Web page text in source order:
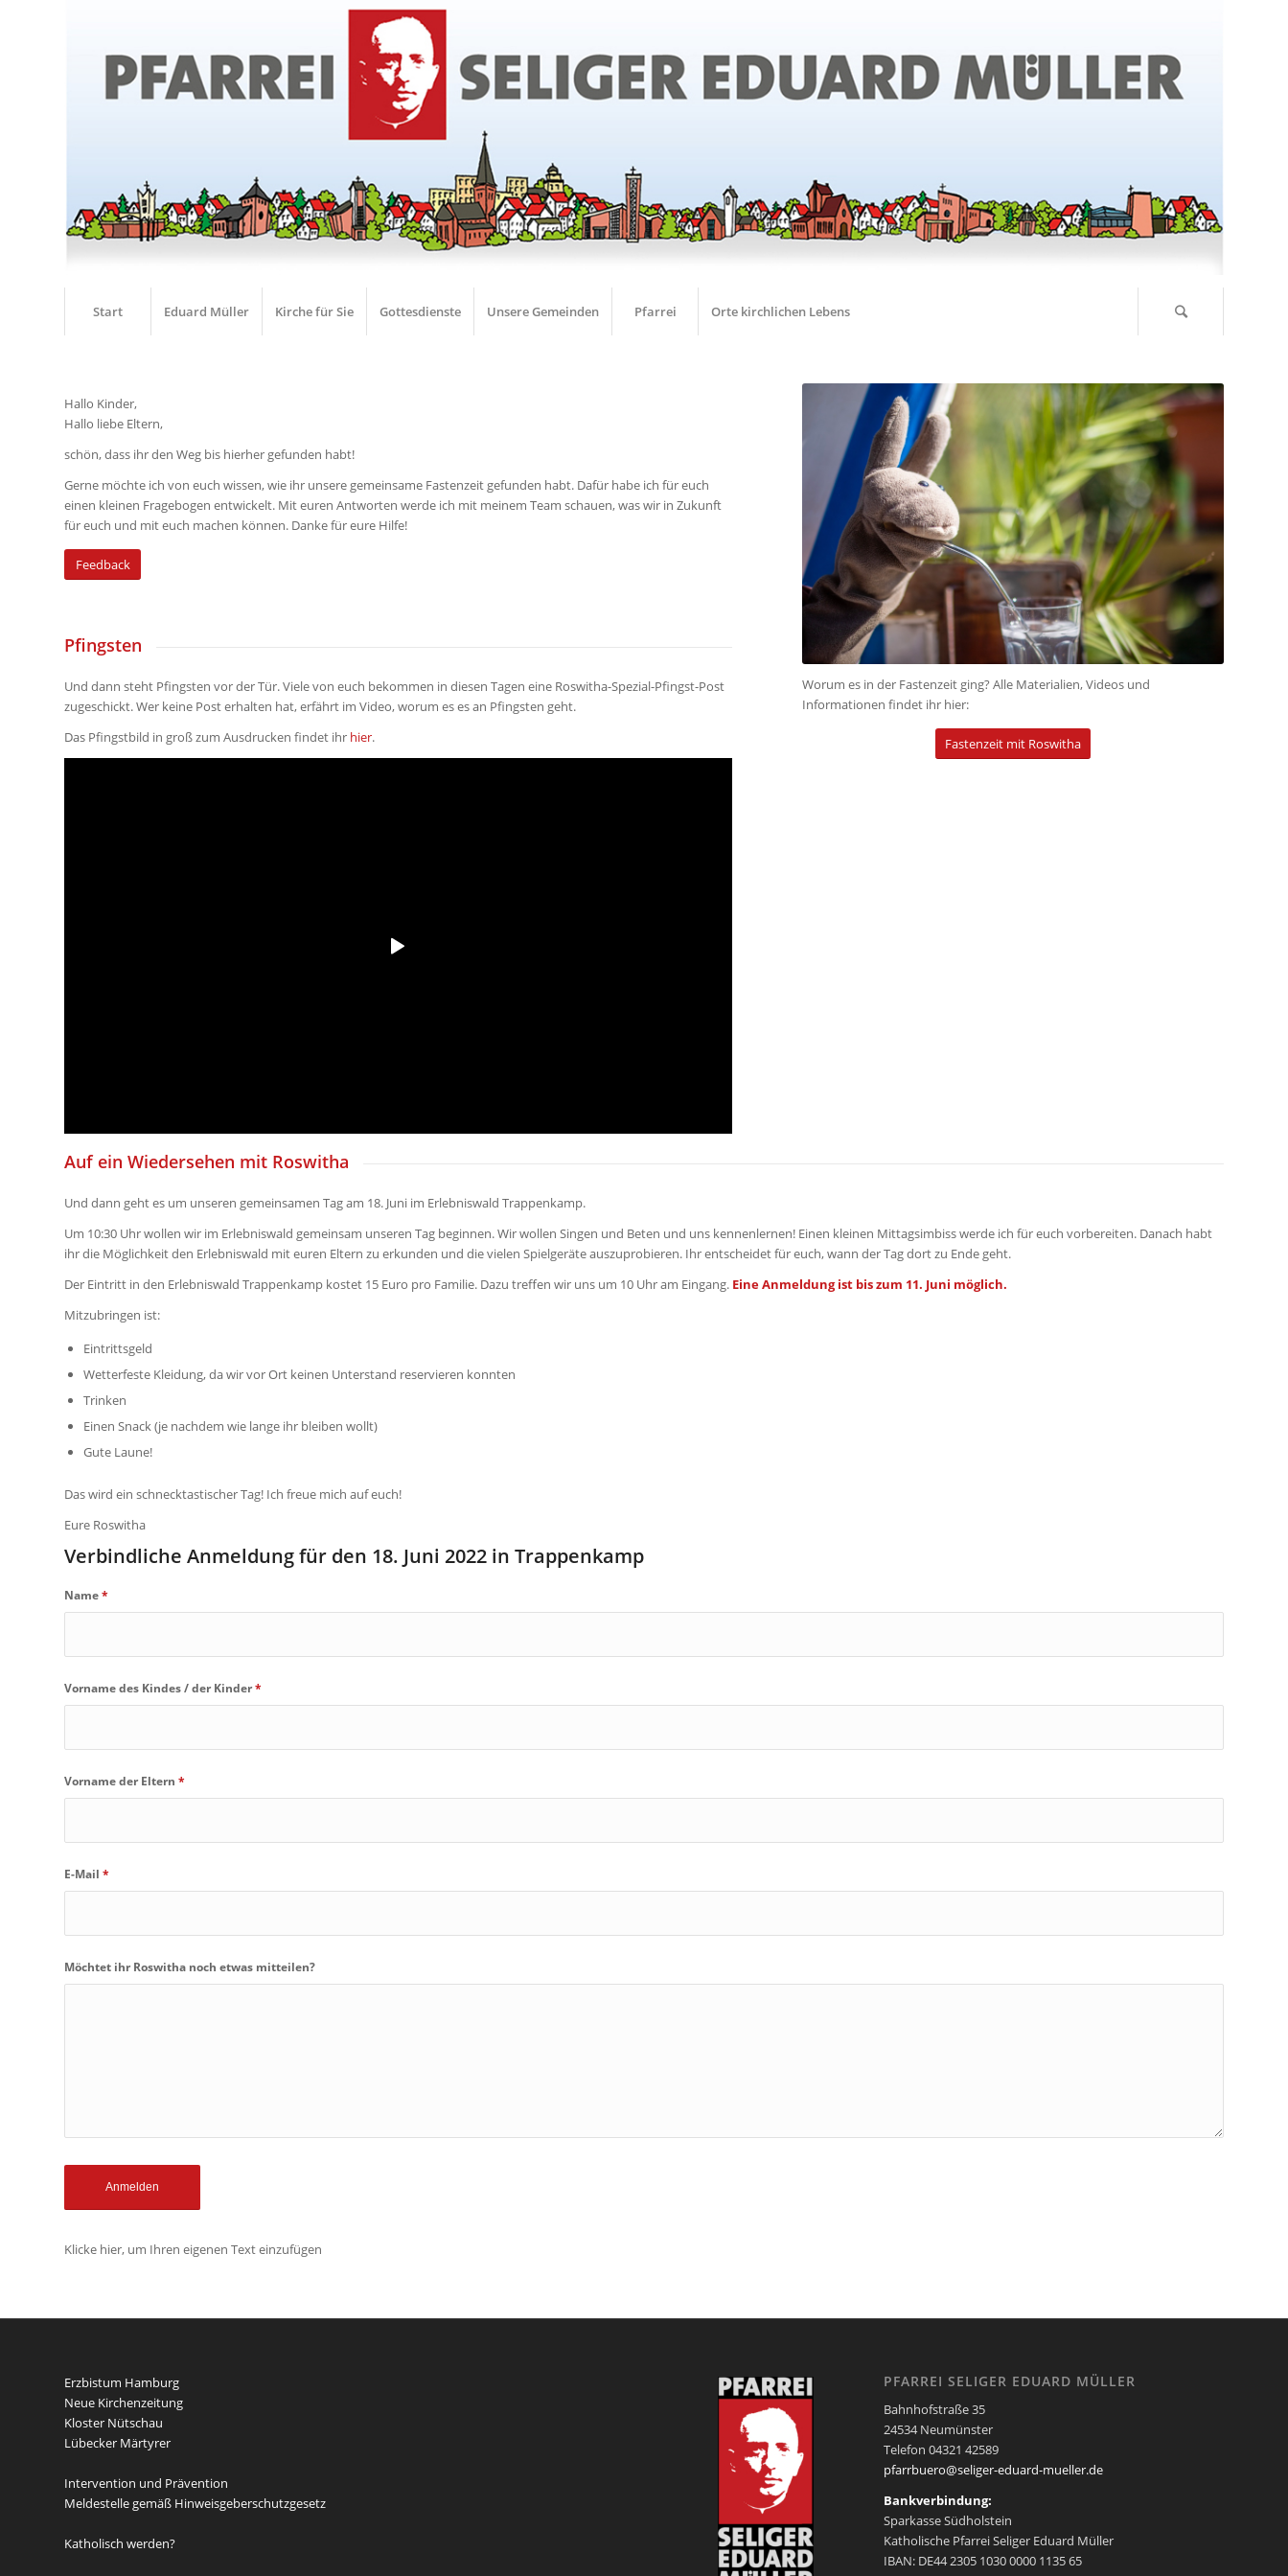
Start Eduard Müller Kirche für Sie Gottesdienste Unsere Gemeinden Pfarrei Orte kirchlichen Lebens
Hallo Kinder,
Hallo liebe Eltern,
schön, dass ihr den Weg bis hierher gefunden habt!
Gerne möchte ich von euch wissen, wie ihr unsere gemeinsame Fastenzeit gefunden habt. Dafür habe ich für euch
einen kleinen Fragebogen entwickelt. Mit euren Antworten werde ich mit meinem Team schauen, was wir in Zukunft
für euch und mit euch machen können. Danke für eure Hilfe!
Feedback
Pfingsten
Und dann steht Pfingsten vor der Tür. Viele von euch bekommen in diesen Tagen eine Roswitha-Spezial-Pfingst-Post
zugeschickt. Wer keine Post erhalten hat, erfährt im Video, worum es es an Pfingsten geht.
Das Pfingstbild in groß zum Ausdrucken findet ihr hier.
Worum es in der Fastenzeit ging? Alle Materialien, Videos und
Informationen findet ihr hier:
Fastenzeit mit Roswitha
Auf ein Wiedersehen mit Roswitha
Und dann geht es um unseren gemeinsamen Tag am 18. Juni im Erlebniswald Trappenkamp.
Um 10:30 Uhr wollen wir im Erlebniswald gemeinsam unseren Tag beginnen. Wir wollen Singen und Beten und uns kennenlernen! Einen kleinen Mittagsimbiss werde ich für euch vorbereiten. Danach habt
ihr die Möglichkeit den Erlebniswald mit euren Eltern zu erkunden und die vielen Spielgeräte auszuprobieren. Ihr entscheidet für euch, wann der Tag dort zu Ende geht.
Der Eintritt in den Erlebniswald Trappenkamp kostet 15 Euro pro Familie. Dazu treffen wir uns um 10 Uhr am Eingang. Eine Anmeldung ist bis zum 11. Juni möglich.
Mitzubringen ist:
Eintrittsgeld
Wetterfeste Kleidung, da wir vor Ort keinen Unterstand reservieren konnten
Trinken
Einen Snack (je nachdem wie lange ihr bleiben wollt)
Gute Laune!
Das wird ein schnecktastischer Tag! Ich freue mich auf euch!
Eure Roswitha
Verbindliche Anmeldung für den 18. Juni 2022 in Trappenkamp
Name*
Vorname des Kindes / der Kinder*
Vorname der Eltern *
E-Mail *
Möchtet ihr Roswitha noch etwas mitteilen?
Klicke hier, um Ihren eigenen Text einzufügen
Erzbistum Hamburg
Neue Kirchenzeitung
Kloster Nütschau
Lübecker Märtyrer
Intervention und Prävention
Meldestelle gemäß Hinweisgeberschutzgesetz
Katholisch werden?
PFARREI SELIGER EDUARD MÜLLER
Bahnhofstraße 35
24534 Neumünster
Telefon 04321 42589
pfarrbuero@seliger-eduard-mueller.de
Bankverbindung:
Sparkasse Südholstein
Katholische Pfarrei Seliger Eduard Müller
IBAN: DE44 2305 1030 0000 1135 65